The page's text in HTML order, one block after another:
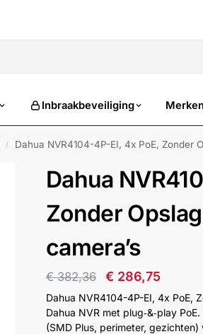
Inbraakbeveiliging Merken
/ Dahua NVR4104-4P-EI, 4x PoE, Zonder
Dahua
Zonder
camera’s
€382,36 € 286,75
Dahua NVR4104-4P-EI, 4x PoE,
Dahua NVR met plug‑&‑play
(SMD Plus, perimeter,